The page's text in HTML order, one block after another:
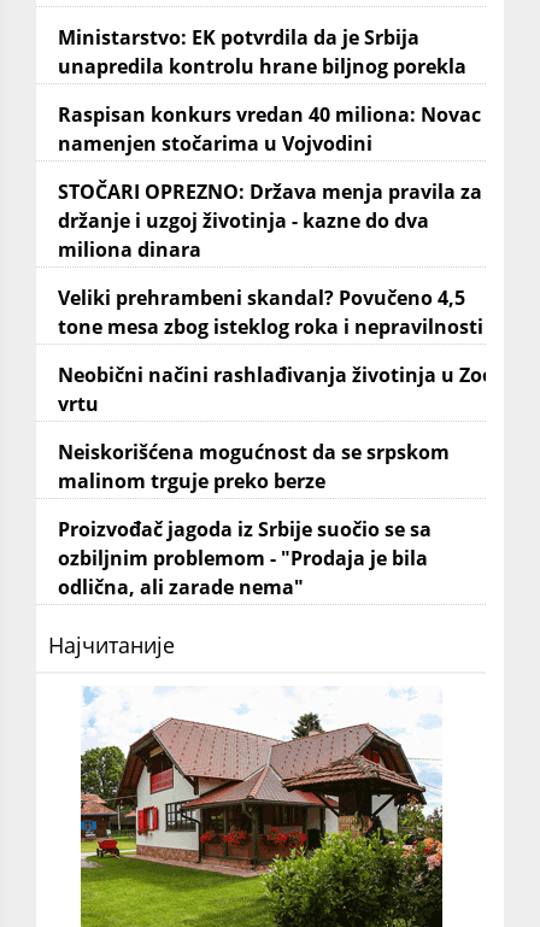
Ministarstvo: EK potvrdila da je Srbija
unapredila kontrolu hrane biljnog porekla
Raspisan konkurs vredan 40 miliona: Novac
namenjen stočarima u Vojvodini
STOČARI OPREZNO: Država menja pravila za
držanje i uzgoj životinja - kazne do dva
miliona dinara
Veliki prehrambeni skandal? Povučeno 4,5
tone mesa zbog isteklog roka i nepravilnosti
Neobični načini rashlađivanja životinja u Zoo
vrtu
Neiskorišćena mogućnost da se srpskom
malinom trguje preko berze
Proizvođač jagoda iz Srbije suočio se sa
ozbiljnim problemom - "Prodaja je bila
odlična, ali zarade nema"
Најчитаније